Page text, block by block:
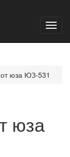
юза ЮЗ-531
юза